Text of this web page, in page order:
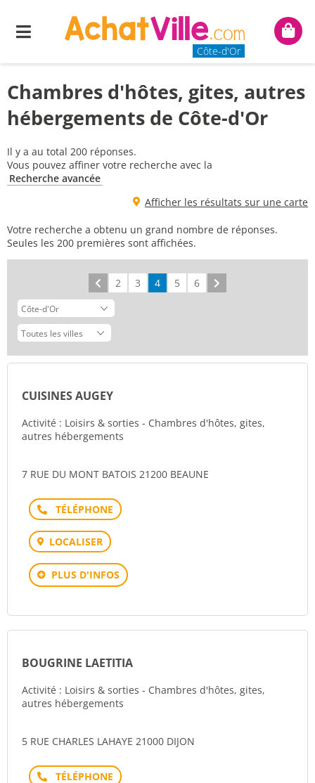
Menu
Côte-d'Or
Mon
Chambres d'hôtes, gites, autres
hébergements de Côte-d'Or
Il y a au total 200 réponses.
Vous pouvez affiner votre recherche avec la
Recherche avancée
Afficher les résultats sur une carte
Votre recherche a obtenu un grand nombre de réponses.
Seules les 200 premières sont affichées.
Précédent
2 3 4 5 6
CUISINES AUGEY
Activité : Loisirs & sorties - Chambres d'hôtes, gites,
autres hébergements
7 RUE DU MONT BATOIS 21200 BEAUNE
Téléphone
LOCALISER
PLUS D'INFOS
BOUGRINE LAETITIA
Activité : Loisirs & sorties - Chambres d'hôtes, gites,
autres hébergements
5 RUE CHARLES LAHAYE 21000 DIJON
Téléphone